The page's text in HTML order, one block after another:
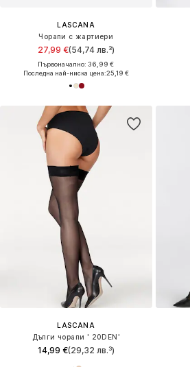
LASCANA
Чорапи с жартиери
27,99 €(54,74 лв.³)
Първоначално: 36,99 €
Последна най-ниска цена:25,19 €
LASCANA
Дълги чорапи ' 20DEN'
14,99 €(29,32 лв.³)